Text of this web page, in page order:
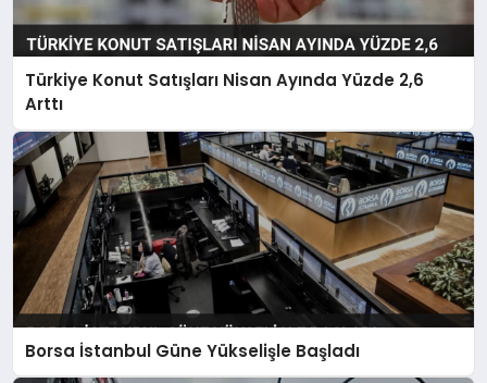
Türkiye Konut Satışları Nisan Ayında Yüzde 2,6
Arttı
Borsa İstanbul Güne Yükselişle Başladı